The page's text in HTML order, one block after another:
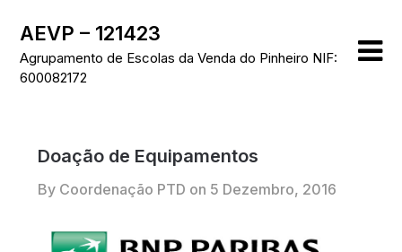
content
AEVP – 121423
Agrupamento de Escolas da Venda do Pinheiro NIF:
600082172
Doação de Equipamentos
By Coordenação PTD on 5 Dezembro, 2016